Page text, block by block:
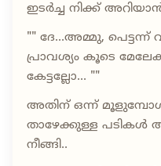
ഇടർച്ച നിക്ക്
"" ദേ...അമ്മു,
പ്രാവശ്യം കൂടെ
കേട്ടല്ലോ... ""
അതിന് ഒന്ന്
താഴേക്കുള്ള പടികൾ
നീങ്ങി..